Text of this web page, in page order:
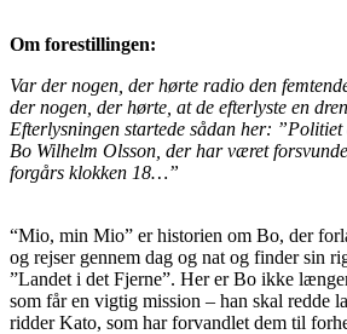
Om forestillingen:
Var der nogen, der hørte radio den
der nogen, der hørte, at de efterlyste en
Efterlysningen startede sådan her:
Bo Wilhelm Olsson, der har været
forgårs klokken 18…”
“Mio, min Mio” er historien om Bo, der
og rejser gennem dag og nat og finder sin
”Landet i det Fjerne”. Her er Bo ikke
som får en vigtig mission – han skal redde
ridder Kato, som har forvandlet dem til